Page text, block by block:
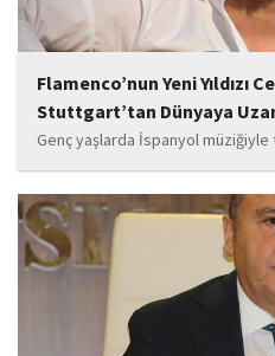
Flamenco’nun Yeni Yıldızı
Stuttgart’tan Dünyaya
Genç yaşlarda İspanyol müziğiyle
flamenco kültürünün büyüleyici
kendisini bu alana yönlendirdi.
teknik gelişim ve müziğe olan